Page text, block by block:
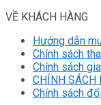
VỀ KHÁCH HÀNG
Hướng dẫn
Chính sách
Chính sách
CHÍNH SÁCH
Chính sách